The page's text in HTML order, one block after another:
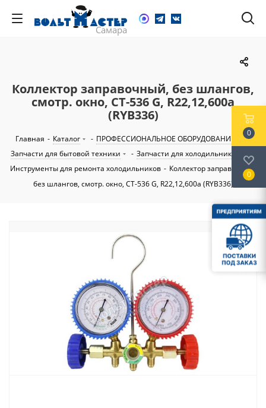
Коллектор заправочный, без шлангов,
смотр. окно, CT-536 G, R22,12,600а
(RYB336)
Главная - Каталог - ПРОФЕССИОНАЛЬНОЕ ОБОРУДОВАНИЕ
-
Запчасти для бытовой техники
- Запчасти для холодильников
-
Инструменты для ремонта холодильников - Коллектор заправочный,
без шлангов, смотр. окно, CT-536 G, R22,12,600а (RYB336)
0
0